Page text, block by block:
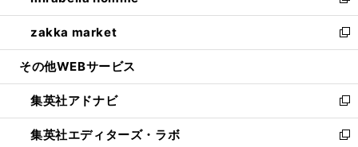
開
く
ウ
で
開
ン
ド
ウ
開
く
ウ
ィ
ン
ウ
で
開
く
し
い
ウ
ン
ド
ウ
で
zakka market
新
し
ウ
ィ
ン
ド
その他WEBサービス
集英社アドナビ
新
し
い
集英社エディターズ・ラボ 新